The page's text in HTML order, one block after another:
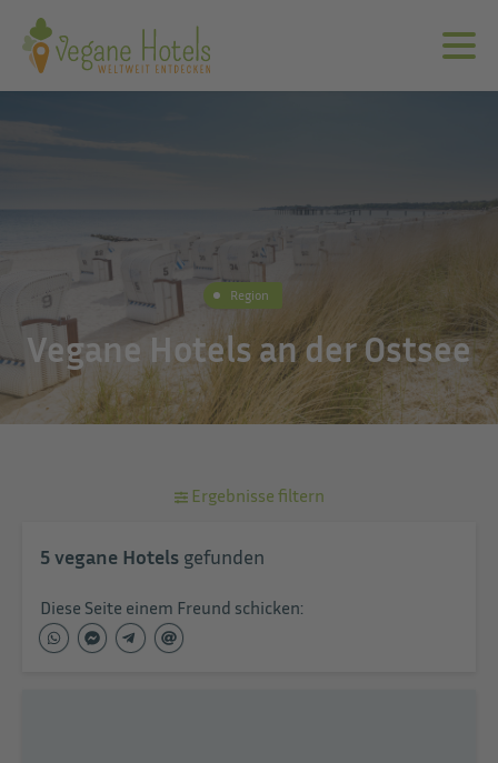
Region
Vegane Hotels an der Ostsee
Ergebnisse filtern
5vegane Hotels gefunden
Diese Seite einem Freund schicken: